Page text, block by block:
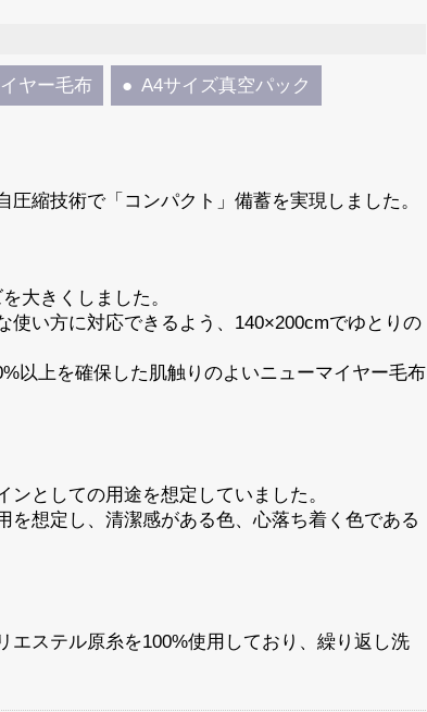
ヤー毛布 A4サイズ真空パック
縮技術で「コンパクト」備蓄を実現しました。
大きくしました。
い方に対応できるよう、140×200cmでゆとりの
以上を確保した肌触りのよいニューマイヤー毛布
としての用途を想定していました。
想定し、清潔感がある色、心落ち着く色である
ステル原糸を100%使用しており、繰り返し洗